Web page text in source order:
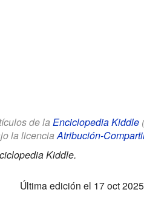
de la Enciclopedia Kiddle
la licenciaAtribución-
Kiddle.
Última edición el 17 oct